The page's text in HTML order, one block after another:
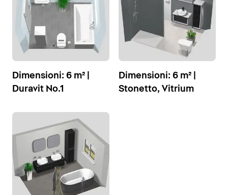
Dimensioni: 6 m² |
Duravit No.1
Dimensioni: 6 m² |
Stonetto, Vitrium